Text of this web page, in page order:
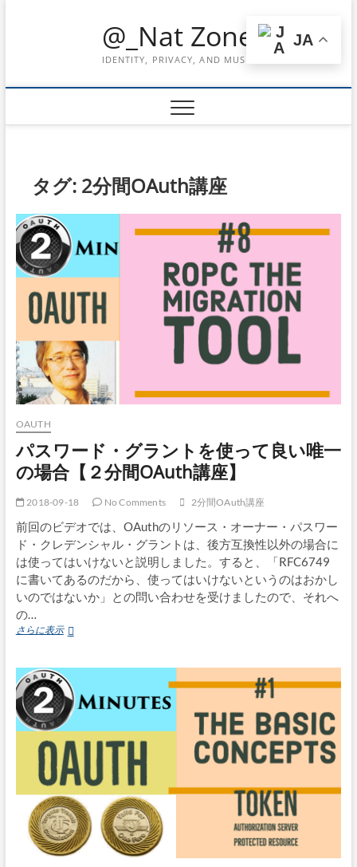
@_Nat Zone
IDENTITY, PRIVACY, AND MUSIC
タグ: 2分間OAuth講座
OAUTH
パスワード・グラントを使って良い唯一
の場合【２分間OAuth講座】
2018-09-18 No Comments 2分間OAuth講座
前回のビデオでは、OAuthのリソース・オーナー・パスワー
ド・クレデンシャル・グラントは、後方互換性以外の場合に
は使ってはいけないと説明しました。すると、「RFC6749
に書いてあるのだから、使ってはいけないというのはおかし
いのではないか」との問い合わせを受けましたので、それへ
の…
さらに表示パ
ー
ド・
グ
ラ
ン
ト
を
使
っ
て
良
い
唯
一
JA